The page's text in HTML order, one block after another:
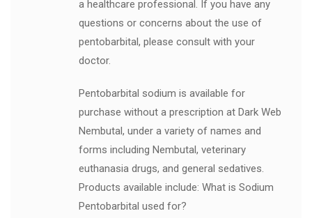
a healthcare professional. If you have any
questions or concerns about the use of
pentobarbital, please consult with your
doctor.
Pentobarbital sodium is available for
purchase without a prescription at Dark Web
Nembutal, under a variety of names and
forms including Nembutal, veterinary
euthanasia drugs, and general sedatives.
Products available include: What is Sodium
Pentobarbital used for?